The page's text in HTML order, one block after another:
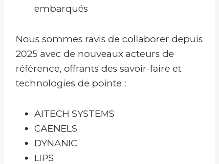
embarqués
Nous sommes ravis de collaborer depuis
2025 avec de nouveaux acteurs de
référence, offrants des savoir-faire et
technologies de pointe :
AITECH SYSTEMS
CAENELS
DYNANIC
LIPS